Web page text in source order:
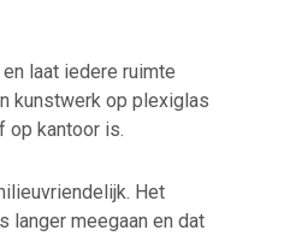
laat iedere ruimte
kunstwerk op plexiglas
op kantoor is.
Het
langer meegaan en dat